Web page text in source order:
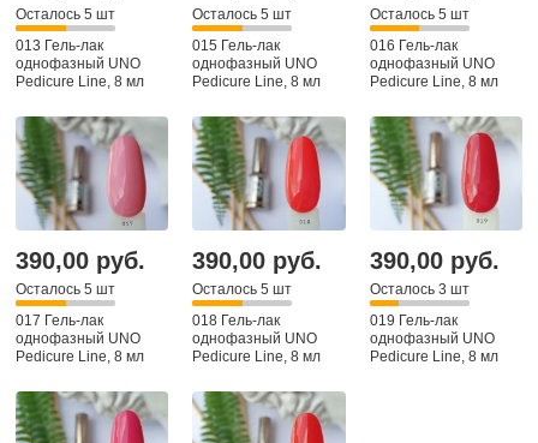
Осталось 5 шт
013 Гель-лак
однофазный UNO
Pedicure Line, 8 мл
Осталось 5 шт
015 Гель-лак
однофазный UNO
Pedicure Line, 8 мл
Осталось 5 шт
016 Гель-лак
однофазный UNO
Pedicure Line, 8 мл
390,00 руб.
Осталось 5 шт
017 Гель-лак
однофазный UNO
Pedicure Line, 8 мл
390,00 руб.
Осталось 5 шт
018 Гель-лак
однофазный UNO
Pedicure Line, 8 мл
390,00 руб.
Осталось 3 шт
019 Гель-лак
однофазный UNO
Pedicure Line, 8 мл